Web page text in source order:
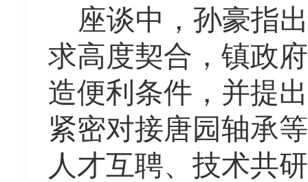
座谈中，孙豪指
求高度契合，镇政
造便利条件，并提
紧密对接唐园轴承
人才互聘、技术共